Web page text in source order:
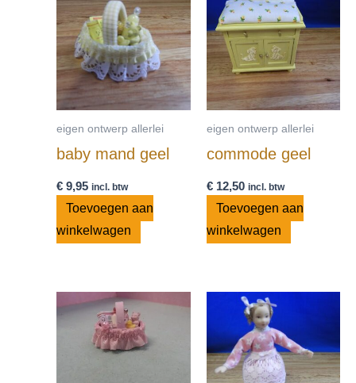
eigen ontwerp allerlei
baby mand geel
€ 9,95 incl. btw
Toevoegen aan
winkelwagen
eigen ontwerp allerlei
commode geel
€12,50 incl. btw
Toevoegen aan
winkelwagen